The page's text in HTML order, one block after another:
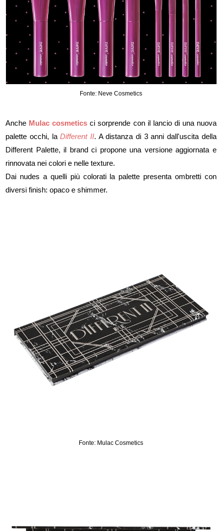
Fonte: Neve Cosmetics
Anche Mulac cosmetics ci sorprende con il lancio di una nuova
palette occhi, laDifferent II. A distanza di 3 anni dall'uscita della
Different Palette, il brand ci propone una versione aggiornata e
rinnovata nei colori e nelle texture.
Dai nudes a quelli più colorati la palette presenta ombretti con
diversi finish: opaco e shimmer.
Fonte: Mulac Cosmetics